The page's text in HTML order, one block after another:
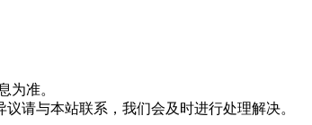
为准。
请与本站联系，我们会及时进行处理解决。